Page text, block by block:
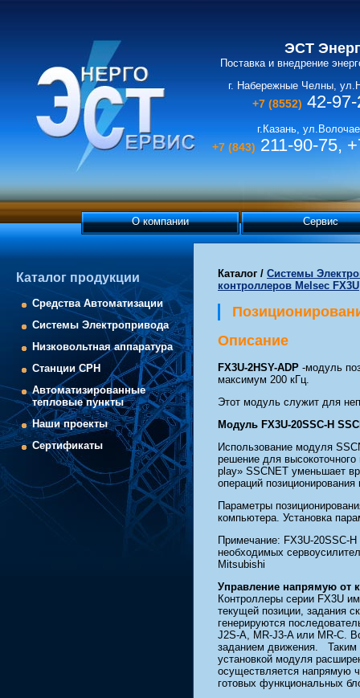
ЭСТ
Поставка и внедрение
г. Набережные Челны,
+7 (8552) 42-
г.Казань,
+7 (843) 211-90-75,
О компании Сервис
Каталог продукции
Средства Автоматизации
Системы Электропривода
Низковольтная аппаратура
Cтанции СРН
Автоматизированные
тепловые пункты
Наши проекты
Сертификаты
Каталог / Системы
контроллеров Melsec FX3U
Описание
FX3U-2HSY-ADP -модуль
максимум 200 кГц.
Этот модуль служит для
Модуль FX3U-20SSC-H
Использование модуля
решение для высокоточного
play» SSCNET уменьшает
операций
Параметры
компьютера. Установка
Примечание: FX3U-20SSC-
необходимых
Mitsubishi
Управление напрямую от
Контроллеры серии FX3U
текущей позиции, задания
генерируются
J2S-A, MR-J3-A или MR-C.
заданием движения. Таким
установкой модуля
осуществляется напрямую
готовых функциональных